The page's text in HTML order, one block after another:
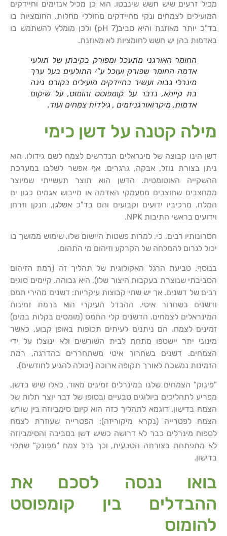
מכיל זרעים שיש חשש שינבטו. הוא כן מכיל אנזימים וחיידקים
המועילים לצמחים ונקי מחיידקים מחוללי מחלות. החומציות בו
בד"כ יותר מאוזנת והיא סביב(pH 7) ולכן מומלץ להשתמש בו
באדמות בהן יש חשש לחומציות לא מאוזנת.
החומר האורגני מתעכל ומפורק בקיבתן של תולעי
אדמה החומר שפורק ועוכל ע"י התולעים בעל ערך
מינרלי גבוה ועשיר בחיידקים מועילים בקורס גינה
בת קיימא, נדבר על קומפוסט והומוס, על שיקום
אדמות, מיקרואורגניזמים , גילדות צמחים ועוד.
מילה קטנה על דשן כימי
דשן הינו קבוצה של מינראלים הנדרשים לצמח לשם גידולו. הוא
ניתן בצורת נוזל, אבקה, גרגרים. אף אפשר לשלבו במערכת
ההשקייה האוטומטית. הדשן הוא תוצר תעשייתי שמיוצר
ממחצבים שחוצבים ממעמקי האדמה או מייבוש אגמים כגון ים
המלח. מרכיביו ידועים וקבועים והם בד"כ אשלגן, חנקן וזרחן
וידועים בראשי התיבות NPK.
חסרונותיו רבים, כי, למרות פשטות היישום שלו, שימוש ממושך בו
יכול לגרום להמלחה של הקרקע וזיהום מי התהום.
בנוסף, טביעת הרגל האקולוגית של תהליך זה (רמת הזיהום
הסביבתי שנוצרת בעקבות היצור שלו), היא גבוהה. קיימים סוגים
רבים של דשנים. אך יש שתי קבוצות עיקריות: דשנים מהירי תמס
ודשנים בשחרור איטי. ההבדל העיקרי הוא ברמת זמינות
המינראלים לצמחים. הדשנים קלי התמס (מומסים בקלות במים)
זמינים לצמח. הם ניתנים לעיתים תכופות באופן קבוע, כאשר
מינוני יתר יישטפו מתחת לבית השורשים ולא ינוצלו על ידי
הצמחים. דשנים בשחרור איטי משתחררים בהדרגה, רמת
הזמינות נמשכת לאורך תקופה ארוכה (יכולה להגיע לחודשים).
"פינוק" הצמחים שלנו במינרלים זמינים מאוד, כאלו שיש בדשן,
מפריע לתהליכים ביולוגים טבעיים ובסופו של דבר יוצר תלות של
הצמח בדישון. דוגמא לתהליך כזה הוא קיום סימביוזה בין שורש
הצמח לפטרייה (נקרא מיקוריזה): הפטרייה שעוזרת לצמח
לספוח מינרלים כבר לא דרושה כשיש דשן בסביבה והסימביוזה
לא מתפתחת בצורתה הטבעית, וכך גדל צמח "מפונק" שתלוי
בדישון.
בואו ננסה לסכם את
ההבדלים בין קומפוסט
להומוס